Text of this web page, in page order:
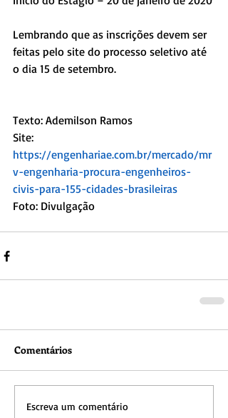
Lembrando que as inscrições devem ser
feitas pelo site do processo seletivo até
o dia 15 de setembro.
Texto: Ademilson Ramos
Site:
https://engenhariae.com.br/mercado/mr
v-engenharia-procura-engenheiros-
civis-para-155-cidades-brasileiras
Foto: Divulgação
Comentários
Escreva um comentário